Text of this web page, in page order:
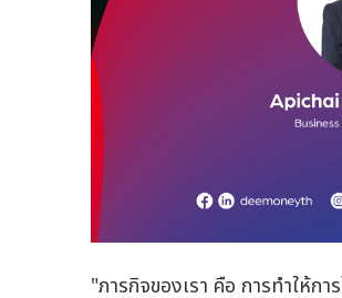
"ภารกิจของเรา คือ การทำให้ก